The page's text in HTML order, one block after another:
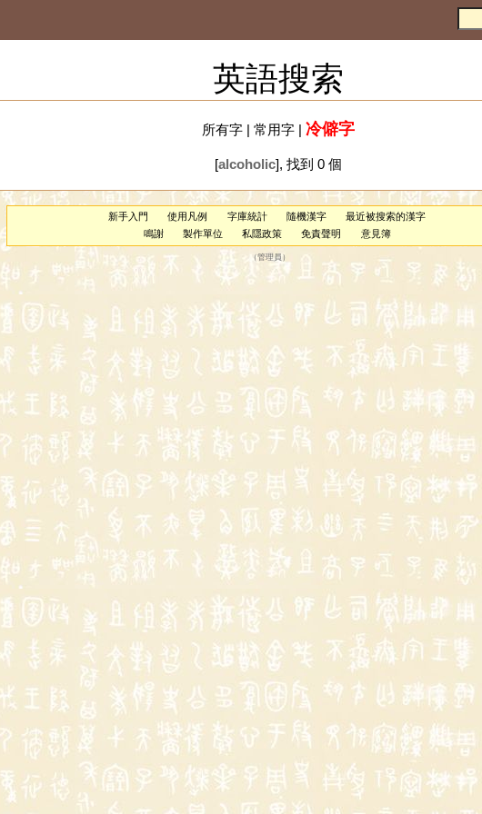
英語搜索
所有字| 常用字| 冷僻字
[alcoholic], 找到 0 個
新手入門 使用凡例 字庫統計 隨機漢字
最近被搜索的漢字
鳴謝
製作單位 私隱政策 免責聲明 意見簿
（管理員 ）